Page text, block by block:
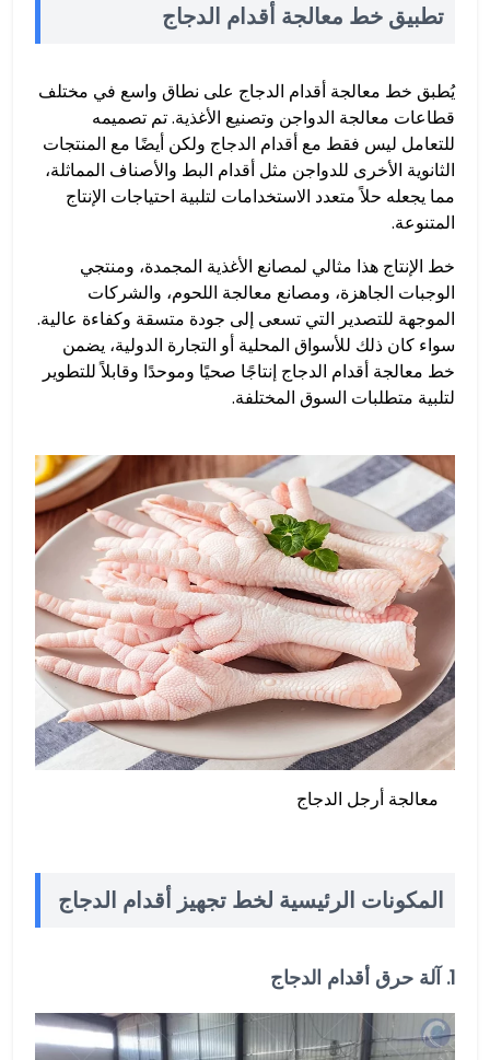
تطبيق خط معالجة أقدام الدجاج
يُطبق خط معالجة أقدام الدجاج على نطاق واسع في مختلف
قطاعات معالجة الدواجن وتصنيع الأغذية. تم تصميمه
للتعامل ليس فقط مع أقدام الدجاج ولكن أيضًا مع المنتجات
الثانوية الأخرى للدواجن مثل أقدام البط والأصناف المماثلة،
مما يجعله حلاً متعدد الاستخدامات لتلبية احتياجات الإنتاج
المتنوعة.
خط الإنتاج هذا مثالي لمصانع الأغذية المجمدة، ومنتجي
الوجبات الجاهزة، ومصانع معالجة اللحوم، والشركات
الموجهة للتصدير التي تسعى إلى جودة متسقة وكفاءة عالية.
سواء كان ذلك للأسواق المحلية أو التجارة الدولية، يضمن
خط معالجة أقدام الدجاج إنتاجًا صحيًا وموحدًا وقابلاً للتطوير
لتلبية متطلبات السوق المختلفة.
معالجة أرجل الدجاج
المكونات الرئيسية لخط تجهيز أقدام الدجاج
1. آلة حرق أقدام الدجاج